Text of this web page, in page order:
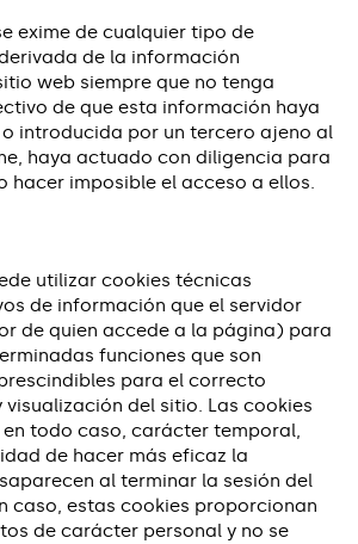
se exime de cualquier tipo de
de la información
web siempre que no tenga
de que esta información haya
introducida por un tercero ajeno al
haya actuado con diligencia para
hacer imposible el acceso a ellos.
utilizar cookies técnicas
de información que el servidor
de quien accede a la página) para
funciones que son
para el correcto
del sitio. Las cookies
todo caso, carácter temporal,
de hacer más eficaz la
al terminar la sesión del
caso, estas cookies proporcionan
de carácter personal y no se